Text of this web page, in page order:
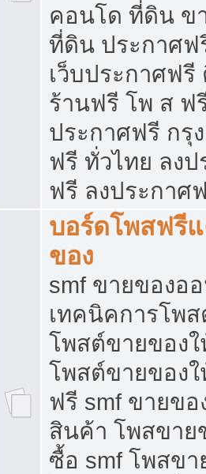
คอนโด ที่ดิน ข
ที่ดิน ประกาศฟ
เว็บประกาศฟ
ร้านฟรี โพ ส ฟ
ประกาศฟรี กรุ
ฟรี ทั่วไทย ลง
ฟรี ลงประกาศ
บอร์ดโพสฟรี
ของ
smf ขายของอ
เทคนิคการโพ
โพสต์ขายของ
โพสต์ขายของ
ฟรี smf ขายข
สินค้า โพสขาย
ซื้อ smf โพสข